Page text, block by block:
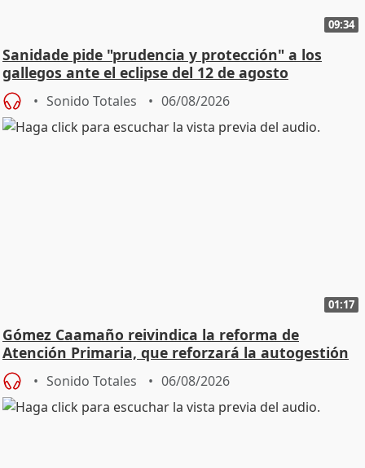
09:34
Sanidade pide "prudencia y protección" a los
gallegos ante el eclipse del 12 de agosto
Sonido Totales 06/08/2026
01:17
Gómez Caamaño reivindica la reforma de
Atención Primaria, que reforzará la autogestión
Sonido Totales 06/08/2026